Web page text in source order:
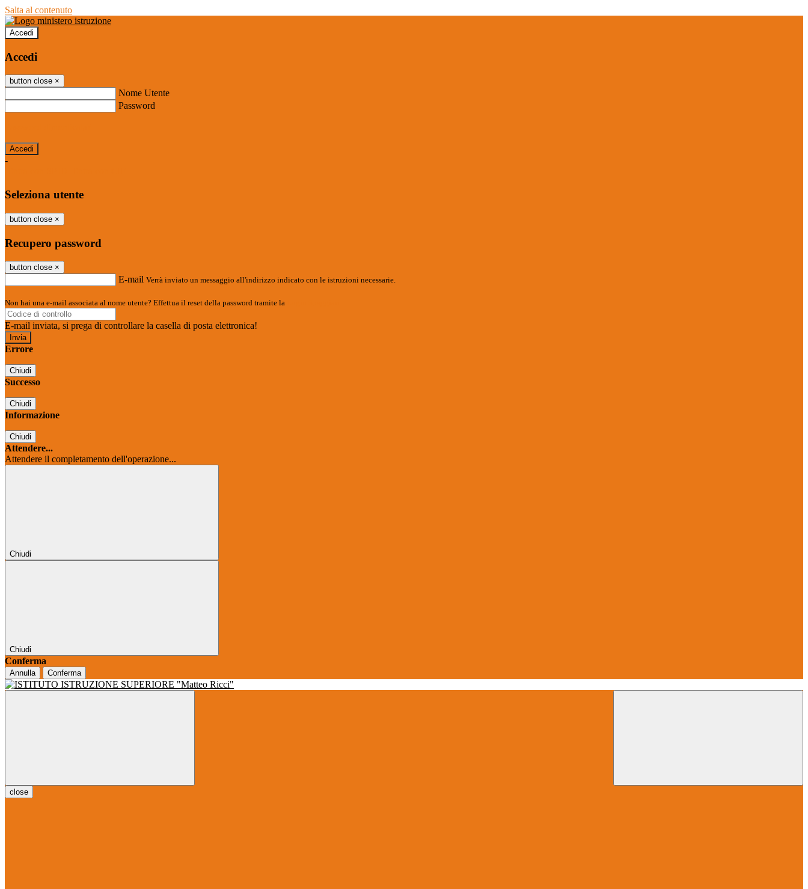
Salta al contenuto
Accedi
Accedi
button close ×
Nome Utente
Password
-
Seleziona utente
button close ×
Recupero password
button close ×
E-mail Verrà inviato un messaggio all'indirizzo indicato con le istruzioni necessarie.
Non hai una e-mail associata al nome utente? Effettua il reset della password tramite la
E-mail inviata, si prega di controllare la casella di posta elettronica!
Errore
Chiudi
Successo
Chiudi
Informazione
Chiudi
Attendere...
Attendere il completamento dell'operazione...
Chiudi
Chiudi
Conferma
Annulla Conferma
close